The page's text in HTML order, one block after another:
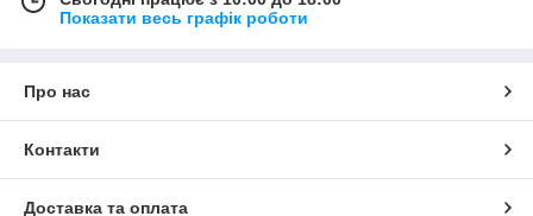
Показати весь графік роботи
Про нас
Контакти
Доставка та оплата